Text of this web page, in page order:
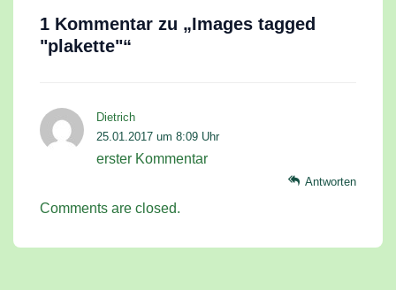
1 Kommentar zu „Images tagged
"plakette"“
Dietrich
25.01.2017 um 8:09 Uhr
erster Kommentar
Antworten
Comments are closed.